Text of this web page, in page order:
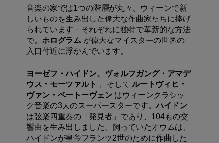
音楽の家では1つの階層が丸々、ウィーンで新
しいものを生み出した偉大な作曲家たちに捧げ
られています－それぞれに独特で革新的な方法
で。 ホログラム が偉大なマイスターの世界の
入口付近に浮かんでいます。
ヨーゼフ・ハイドン、ヴォルフガング・アマデ
ウス・モーツァルト 、そして ルートヴィヒ・
ヴァン・ベートーヴェン はウィーンクラシッ
ク音楽の3人のスーパースターです。ハイドン
は弦楽四重奏の「発見者」であり、104もの交
響曲を生み出しました。飼っていたオウムは、
ハイドンが皇帝フランツ2世のために作曲した